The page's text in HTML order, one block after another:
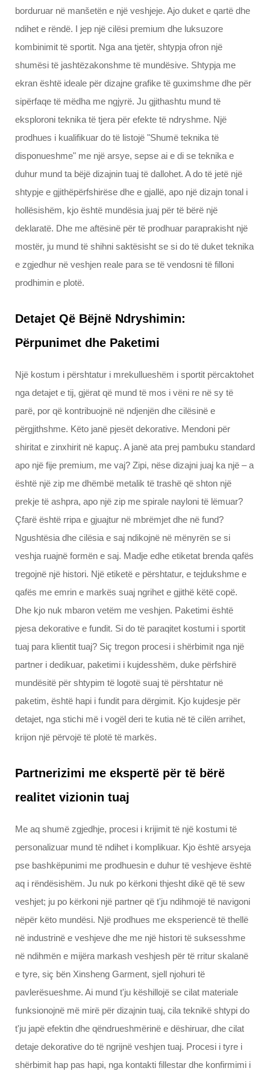
borduruar në manšetën e një veshjeje. Ajo duket e qartë dhe
ndihet e rëndë. I jep një cilësi premium dhe luksuzore
kombinimit të sportit. Nga ana tjetër, shtypja ofron një
shumësi të jashtëzakonshme të mundësive. Shtypja me
ekran është ideale për dizajne grafike të guximshme dhe për
sipërfaqe të mëdha me ngjyrë. Ju gjithashtu mund të
eksploroni teknika të tjera për efekte të ndryshme. Një
prodhues i kualifikuar do të listojë "Shumë teknika të
disponueshme" me një arsye, sepse ai e di se teknika e
duhur mund ta bëjë dizajnin tuaj të dallohet. A do të jetë një
shtypje e gjithëpërfshirëse dhe e gjallë, apo një dizajn tonal i
hollësishëm, kjo është mundësia juaj për të bërë një
deklaratë. Dhe me aftësinë për të prodhuar paraprakisht një
mostër, ju mund të shihni saktësisht se si do të duket teknika
e zgjedhur në veshjen reale para se të vendosni të filloni
prodhimin e plotë.
Detajet Që Bëjnë Ndryshimin:
Përpunimet dhe Paketimi
Një kostum i përshtatur i mrekullueshëm i sportit përcaktohet
nga detajet e tij, gjërat që mund të mos i vëni re në sy të
parë, por që kontribuojnë në ndjenjën dhe cilësinë e
përgjithshme. Këto janë pjesët dekorative. Mendoni për
shiritat e zinxhirit në kapuç. A janë ata prej pambuku standard
apo një fije premium, me vaj? Zipi, nëse dizajni juaj ka një – a
është një zip me dhëmbë metalik të trashë që shton një
prekje të ashpra, apo një zip me spirale nayloni të lëmuar?
Çfarë është rripa e gjuajtur në mbrëmjet dhe në fund?
Ngushtësia dhe cilësia e saj ndikojnë në mënyrën se si
veshja ruajnë formën e saj. Madje edhe etiketat brenda qafës
tregojnë një histori. Një etiketë e përshtatur, e tejdukshme e
qafës me emrin e markës suaj ngrihet e gjithë këtë copë.
Dhe kjo nuk mbaron vetëm me veshjen. Paketimi është
pjesa dekorative e fundit. Si do të paraqitet kostumi i sportit
tuaj para klientit tuaj? Siç tregon procesi i shërbimit nga një
partner i dedikuar, paketimi i kujdesshëm, duke përfshirë
mundësitë për shtypim të logotë suaj të përshtatur në
paketim, është hapi i fundit para dërgimit. Kjo kujdesje për
detajet, nga stichi më i vogël deri te kutia në të cilën arrihet,
krijon një përvojë të plotë të markës.
Partnerizimi me ekspertë për të bërë
realitet vizionin tuaj
Me aq shumë zgjedhje, procesi i krijimit të një kostumi të
personalizuar mund të ndihet i komplikuar. Kjo është arsyeja
pse bashkëpunimi me prodhuesin e duhur të veshjeve është
aq i rëndësishëm. Ju nuk po kërkoni thjesht dikë që të sew
veshjet; ju po kërkoni një partner që t'ju ndihmojë të navigoni
nëpër këto mundësi. Një prodhues me eksperiencë të thellë
në industrinë e veshjeve dhe me një histori të suksesshme
në ndihmën e mijëra markash veshjesh për të rritur skalanë
e tyre, siç bën Xinsheng Garment, sjell njohuri të
pavlerësueshme. Ai mund t'ju këshillojë se cilat materiale
funksionojnë më mirë për dizajnin tuaj, cila teknikë shtypi do
t'ju japë efektin dhe qëndrueshmërinë e dëshiruar, dhe cilat
detaje dekorative do të ngrijnë veshjen tuaj. Procesi i tyre i
shërbimit hap pas hapi, nga kontakti fillestar dhe konfirmimi i